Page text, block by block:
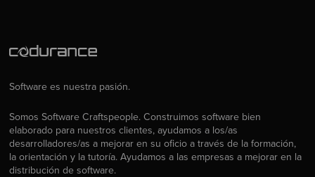
Software es nuestra pasión.
Somos Software Craftspeople. Construimos software bien
elaborado para nuestros clientes, ayudamos a los/as
desarrolladores/as a mejorar en su oficio a través de la formación,
la orientación y la tutoría. Ayudamos a las empresas a mejorar en la
distribución de software.